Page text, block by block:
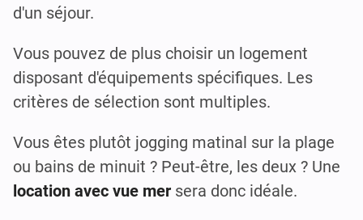
d'un séjour.
Vous pouvez de plus choisir un logement
disposant d'équipements spécifiques. Les
critères de sélection sont multiples.
Vous êtes plutôt jogging matinal sur la plage
ou bains de minuit ? Peut-être, les deux ? Une
location avec vue mer sera donc idéale.